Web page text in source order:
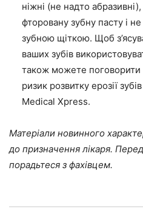
ніжні (не надто
фторовану зубну пасту і
зубною щіткою. Щоб
ваших зубів
також можете поговорити
ризик розвитку ерозії
Medical Xpress.
Матеріали новинного
до призначення лікаря.
порадьтеся з фахівцем.